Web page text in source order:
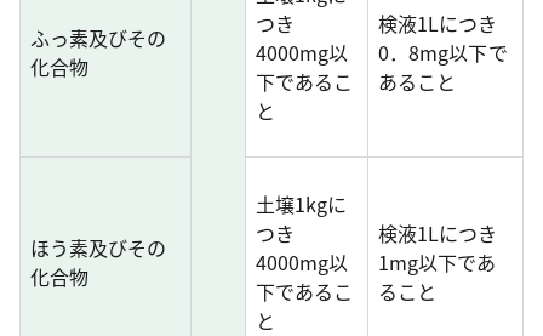
ふっ素及びその
化合物
つき
4000mg以
下であるこ
と
検液1Lにつき
0．8mg以下で
あること
ほう素及びその
化合物
土壌1kgに
つき
4000mg以
下であるこ
と
検液1Lにつき
1mg以下であ
ること